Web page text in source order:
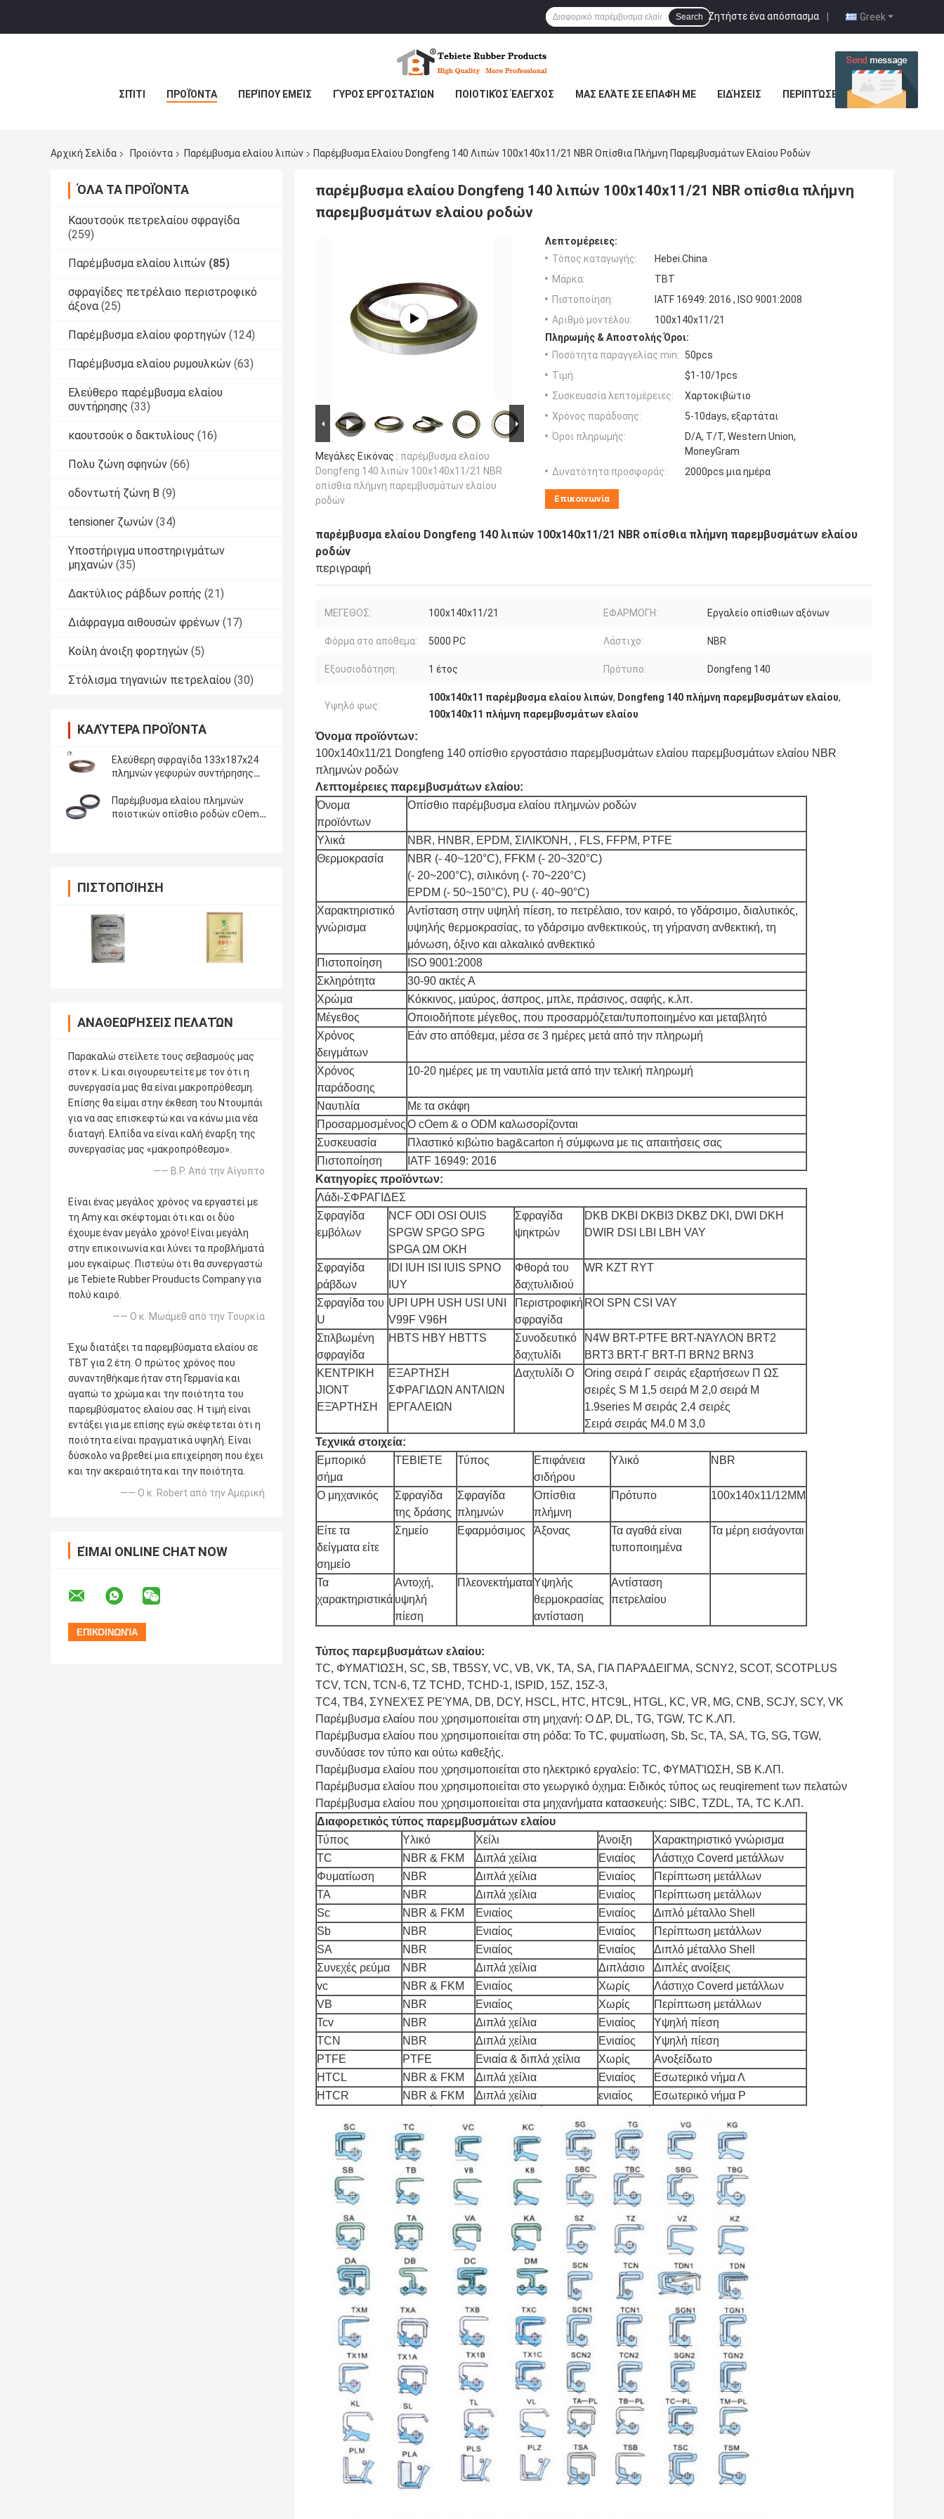
Greek
Ζητήστε ένα απόσπασμα |
Search
ΣΠΊΤΙ ΠΡΟΪΌΝΤΑ ΠΕΡΊΠΟΥ ΕΜΕΊΣ ΓΎΡΟΣ ΕΡΓΟΣΤΑΣΊΩΝ ΠΟΙΟΤΙΚΌΣ ΈΛΕΓΧΟΣ ΜΑΣ ΕΛΆΤΕ ΣΕ ΕΠΑΦΉ ΜΕ ΕΙΔΉΣΕΙΣ ΠΕΡΙΠΤΏΣΕΙΣ
Αρχική Σελίδα Προϊόντα Παρέμβυσμα ελαίου λιπών Παρέμβυσμα Ελαίου Dongfeng 140 Λιπών 100x140x11/21 NBR Οπίσθια Πλήμνη Παρεμβυσμάτων Ελαίου Ροδών
ΌΛΑ ΤΑ ΠΡΟΪΌΝΤΑ
Καουτσούκ πετρελαίου σφραγίδα
(259)
Παρέμβυσμα ελαίου λιπών (85)
σφραγίδες πετρέλαιο περιστροφικό
άξονα (25)
Παρέμβυσμα ελαίου φορτηγών (124)
Παρέμβυσμα ελαίου ρυμουλκών (63)
Ελεύθερο παρέμβυσμα ελαίου
συντήρησης (33)
καουτσούκ o δακτυλίους (16)
Πολυ ζώνη σφηνών (66)
οδοντωτή ζώνη Β (9)
tensioner ζωνών (34)
Υποστήριγμα υποστηριγμάτων
μηχανών (35)
Δακτύλιος ράβδων ροπής (21)
Διάφραγμα αιθουσών φρένων (17)
Κοίλη άνοιξη φορτηγών (5)
Στόλισμα τηγανιών πετρελαίου (30)
ΚΑΛΎΤΕΡΑ ΠΡΟΪΌΝΤΑ
Ελεύθερη σφραγίδα 133x187x24
πλημνών γεφυρών συντήρησης
αξόνων Conmet 75 ακτών
Παρέμβυσμα ελαίου πλημνών
ποιοτικών οπίσθιο ροδών cOem
ΠΙΣΤΟΠΟΊΗΣΗ
ΑΝΑΘΕΩΡΉΣΕΙΣ ΠΕΛΑΤΏΝ
Παρακαλώ στείλετε τους σεβασμούς μας
στον κ. Li και σιγουρευτείτε με τον ότι η
συνεργασία μας θα είναι μακροπρόθεσμη.
Επίσης θα είμαι στην έκθεση του Ντουμπάι
για να σας επισκεφτώ και να κάνω μια νέα
διαταγή. Ελπίδα να είναι καλή έναρξη της
συνεργασίας μας «μακροπρόθεσμο».
—— B.P. Από την Αίγυπτο
Είναι ένας μεγάλος χρόνος να εργαστεί με
τη Amy και σκέφτομαι ότι και οι δύο
έχουμε έναν μεγάλο χρόνο! Είναι μεγάλη
στην επικοινωνία και λύνει τα προβλήματά
μου εγκαίρως. Πιστεύω ότι θα συνεργαστώ
με Tebiete Rubber Prouducts Company για
πολύ καιρό.
—— Ο κ. Μωάμεθ από την Τουρκία
Έχω διατάξει τα παρεμβύσματα ελαίου σε
TBT για 2 έτη. Ο πρώτος χρόνος που
συναντηθήκαμε ήταν στη Γερμανία και
αγαπώ το χρώμα και την ποιότητα του
παρεμβύσματος ελαίου σας. Η τιμή είναι
εντάξει για με επίσης εγώ σκέφτεται ότι η
ποιότητα είναι πραγματικά υψηλή. Είναι
δύσκολο να βρεθεί μια επιχείρηση που έχει
και την ακεραιότητα και την ποιότητα.
—— Ο κ. Robert από την Αμερική
ΕΊΜΑΙ ONLINE CHAT NOW
παρέμβυσμα ελαίου Dongfeng 140 λιπών 100x140x11/21 NBR οπίσθια πλήμνη
παρεμβυσμάτων ελαίου ροδών
Μεγάλες Εικόνας : παρέμβυσμα ελαίου
Dongfeng 140 λιπών 100x140x11/21 NBR
οπίσθια πλήμνη παρεμβυσμάτων ελαίου
ροδών
Λεπτομέρειες:
Τόπος καταγωγής:
Hebei.China
Μάρκα:
TBT
Πιστοποίηση:
IATF 16949: 2016 , ISO 9001:2008
Αριθμό μοντέλου:
100x140x11/21
Πληρωμής & Αποστολής Όροι:
Ποσότητα παραγγελίας min:
50pcs
Τιμή:
$1-10/1pcs
Συσκευασία λεπτομέρειες:
Χαρτοκιβώτιο
Χρόνος παράδοσης:
5-10days, εξαρτάται
Όροι πληρωμής:
D/A, T/T, Western Union,
MoneyGram
Δυνατότητα προσφοράς:
2000pcs μια ημέρα
Επικοινωνία
παρέμβυσμα ελαίου Dongfeng 140 λιπών 100x140x11/21 NBR οπίσθια πλήμνη παρεμβυσμάτων ελαίου
ροδών
περιγραφή
ΜΕΓΕΘΟΣ: 100x140x11/21 ΕΦΑΡΜΟΓΗ: Εργαλείο οπίσθιων αξόνων
Φόρμα στο απόθεμα: 5000 PC Λάστιχο: NBR
Εξουσιοδότηση: 1 έτος Πρότυπο: Dongfeng 140
Υψηλό φως:
100x140x11 παρέμβυσμα ελαίου λιπών, Dongfeng 140 πλήμνη παρεμβυσμάτων ελαίου,
100x140x11 πλήμνη παρεμβυσμάτων ελαίου
Όνομα προϊόντων:
100x140x11/21 Dongfeng 140 οπίσθιο εργοστάσιο παρεμβυσμάτων ελαίου παρεμβυσμάτων ελαίου NBR
πλημνών ροδών
Λεπτομέρειες παρεμβυσμάτων ελαίου:
Όνομα
προϊόντων
Οπίσθιο παρέμβυσμα ελαίου πλημνών ροδών
Υλικά
NBR, HNBR, EPDM, ΣΙΛΙΚΌΝΗ, , FLS, FFPM, PTFE
Θερμοκρασία
NBR (- 40~120°C), FFKM (- 20~320°C)
(- 20~200°C), σιλικόνη (- 70~220°C)
EPDM (- 50~150°C), PU (- 40~90°C)
Χαρακτηριστικό
γνώρισμα
Αντίσταση στην υψηλή πίεση, το πετρέλαιο, τον καιρό, το γδάρσιμο, διαλυτικός,
υψηλής θερμοκρασίας, το γδάρσιμο ανθεκτικούς, τη γήρανση ανθεκτική, τη
μόνωση, όξινο και αλκαλικό ανθεκτικό
Πιστοποίηση
ISO 9001:2008
Σκληρότητα
30-90 ακτές Α
Χρώμα
Κόκκινος, μαύρος, άσπρος, μπλε, πράσινος, σαφής, κ.λπ.
Μέγεθος
Οποιοδήποτε μέγεθος, που προσαρμόζεται/τυποποιημένο και μεταβλητό
Χρόνος
δειγμάτων
Εάν στο απόθεμα, μέσα σε 3 ημέρες μετά από την πληρωμή
Χρόνος
παράδοσης
10-20 ημέρες με τη ναυτιλία μετά από την τελική πληρωμή
Ναυτιλία
Με τα σκάφη
ΠροσαρμοσμένοςΟ cOem & ο ODM καλωσορίζονται
Συσκευασία
Πλαστικό κιβώτιο bag&carton ή σύμφωνα με τις απαιτήσεις σας
Πιστοποίηση
IATF 16949: 2016
Κατηγορίες προϊόντων:
Λάδι-ΣΦΡΑΓΙΔΕΣ
Σφραγίδα
εμβόλων
NCF ODI OSI OUIS
SPGW SPGO SPG
SPGA ΩΜ OKH
Σφραγίδα
ψηκτρών
DKB DKBI DKBI3 DKBZ DKI, DWI DKH
DWIR DSI LBI LBH VAY
Σφραγίδα
ράβδων
IDI IUH ISI IUIS SPNO
IUY
Φθορά του
δαχτυλιδιού
WR KZT RYT
Σφραγίδα του
U
UPI UPH USH USI UNI
V99F V96H
Περιστροφική
σφραγίδα
ROI SPN CSI VAY
Στιλβωμένη
σφραγίδα
HBTS HBY HBTTS
Συνοδευτικό
δαχτυλίδι
N4W BRT-PTFE BRT-ΝΆΥΛΟΝ BRT2
BRT3 BRT-Γ BRT-Π BRN2 BRN3
ΚΕΝΤΡΙΚΗ
JIONT
ΕΞΆΡΤΗΣΗ
ΕΞΑΡΤΗΣΗ
ΣΦΡΑΓΙΔΩΝ ΑΝΤΛΙΩΝ
ΕΡΓΑΛΕΙΩΝ
Δαχτυλίδι Ο
Oring σειρά Γ σειράς εξαρτήσεων Π ΩΣ
σειρές S Μ 1,5 σειρά Μ 2,0 σειρά Μ
1.9series Μ σειράς 2,4 σειρές
Σειρά σειράς M4.0 Μ 3,0
Τεχνικά στοιχεία:
Εμπορικό
σήμα
TEBIETE Τύπος
Επιφάνεια
σιδήρου
Υλικό NBR
Ο μηχανικός
Σφραγίδα
της δράσης
Σφραγίδα
πλημνών
Οπίσθια
πλήμνη
Πρότυπο 100x140x11/12MM
Είτε τα
δείγματα είτε
σημείο
Σημείο Εφαρμόσιμος Άξονας
Τα αγαθά είναι
τυποποιημένα
Τα μέρη εισάγονται
Τα
χαρακτηριστικά
Αντοχή,
υψηλή
πίεση
ΠλεονεκτήματαΥψηλής
θερμοκρασίας
αντίσταση
Αντίσταση
πετρελαίου
Τύπος παρεμβυσμάτων ελαίου:
TC, ΦΥΜΑΤΊΩΣΗ, SC, SB, TB5SY, VC, VB, VK, TA, SA, ΓΙΑ ΠΑΡΆΔΕΙΓΜΑ, SCNY2, SCOT, SCOTPLUS
TCV, TCN, TCN-6, TZ TCHD, TCHD-1, ISPID, 15Z, 15Z-3,
TC4, TB4, ΣΥΝΕΧΈΣ ΡΕΎΜΑ, DB, DCY, HSCL, HTC, HTC9L, HTGL, KC, VR, MG, CNB, SCJY, SCY, VK
Παρέμβυσμα ελαίου που χρησιμοποιείται στη μηχανή: Ο ΔΡ, DL, TG, TGW, TC Κ.ΛΠ.
Παρέμβυσμα ελαίου που χρησιμοποιείται στη ρόδα: Το TC, φυματίωση, Sb, Sc, TA, SA, TG, SG, TGW,
συνδύασε τον τύπο και ούτω καθεξής.
Παρέμβυσμα ελαίου που χρησιμοποιείται στο ηλεκτρικό εργαλείο: TC, ΦΥΜΑΤΊΩΣΗ, SB Κ.ΛΠ.
Παρέμβυσμα ελαίου που χρησιμοποιείται στο γεωργικό όχημα: Ειδικός τύπος ως reuqirement των πελατών
Παρέμβυσμα ελαίου που χρησιμοποιείται στα μηχανήματα κατασκευής: SIBC, TZDL, TA, TC Κ.ΛΠ.
Διαφορετικός τύπος παρεμβυσμάτων ελαίου
Τύπος
Υλικό Χείλι Άνοιξη
Χαρακτηριστικό γνώρισμα
TC
NBR & FKM Διπλά χείλια Ενιαίος
Λάστιχο Coverd μετάλλων
Φυματίωση
NBR Διπλά χείλια Ενιαίος
Περίπτωση μετάλλων
TA
NBR Διπλά χείλια Ενιαίος
Περίπτωση μετάλλων
Sc
NBR & FKM Ενιαίος Ενιαίος
Διπλό μέταλλο Shell
Sb
NBR Ενιαίος Ενιαίος
Περίπτωση μετάλλων
SA
NBR Ενιαίος Ενιαίος
Διπλό μέταλλο Shell
Συνεχές ρεύμα
NBR Διπλά χείλια Διπλάσιο
Διπλές ανοίξεις
vc
NBR & FKM Ενιαίος Χωρίς
Λάστιχο Coverd μετάλλων
VB
NBR Ενιαίος Χωρίς
Περίπτωση μετάλλων
Tcv
NBR Διπλά χείλια Ενιαίος
Υψηλή πίεση
TCN
NBR Διπλά χείλια Ενιαίος
Υψηλή πίεση
PTFE
PTFE Ενιαία & διπλά χείλια Χωρίς
Ανοξείδωτο
HTCL
NBR & FKM Διπλά χείλια Ενιαίος
Εσωτερικό νήμα Λ
HTCR
NBR & FKM Διπλά χείλια ενιαίος Εσωτερικό νήμα Ρ